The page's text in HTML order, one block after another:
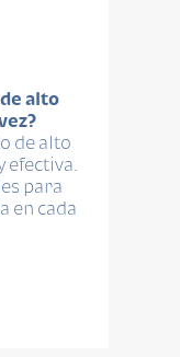
alto
de alto
efectiva.
para
en cada